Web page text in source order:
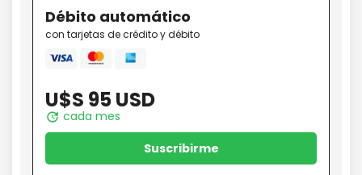
Débito automático
con tarjetas de crédito y débito
Visa Mastercard
amex
U$S 95 USD
update cada mes
Suscribirme